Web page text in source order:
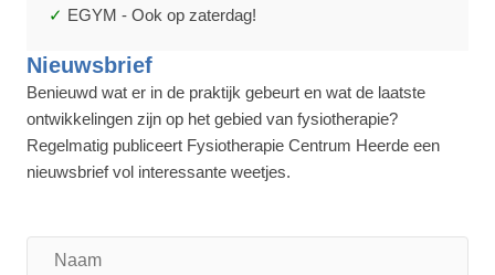
EGYM - Ook op zaterdag!
Nieuwsbrief
Benieuwd wat er in de praktijk gebeurt en wat de laatste
ontwikkelingen zijn op het gebied van fysiotherapie?
Regelmatig publiceert Fysiotherapie Centrum Heerde een
nieuwsbrief vol interessante weetjes.